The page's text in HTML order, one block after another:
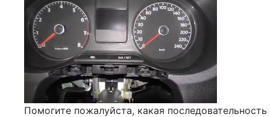
Помогите пожалуйста, какая последовательность